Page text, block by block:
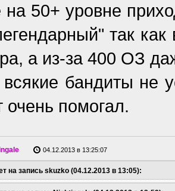
на 50+ уровне
так
а из-за 400 ОЗ
всякие бандиты не
очень помогал.
04.12.2013 в 13:25:07
на запись skuzko (04.12.2013 в 13:05):